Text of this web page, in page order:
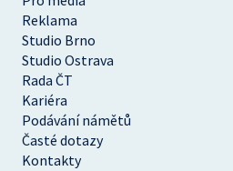
Reklama
Studio Brno
Studio Ostrava
Rada ČT
Kariéra
Podávání námětů
Časté dotazy
Kontakty